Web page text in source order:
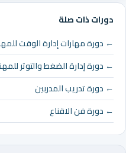
دورات ذات صلة
← دورة مهارات إدارة الوقت
← دورة إدارة الضغط والتوتر
← دورة تدريب المدربين
← دورة فن الاقناع